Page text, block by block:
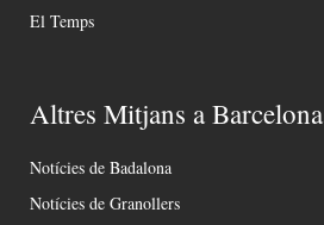
El Temps
Altres Mitjans a Barcelona
Notícies de Badalona
Notícies de Granollers